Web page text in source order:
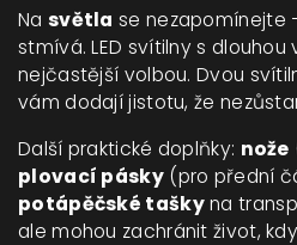
Na světla se nezapomínejte
stmívá. LED svítilny s dlouhou
nejčastější volbou. Dvou
vám dodají jistotu, že
Další praktické doplňky: nože
plovací pásky(pro přední
potápěčské taškyna
ale mohou zachránit život,